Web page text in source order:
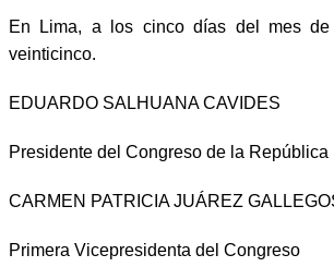
En Lima, a los cinco días del mes de
veinticinco.
EDUARDO SALHUANA CAVIDES
Presidente del Congreso de la República
CARMEN PATRICIA JUÁREZ
Primera Vicepresidenta del Congreso